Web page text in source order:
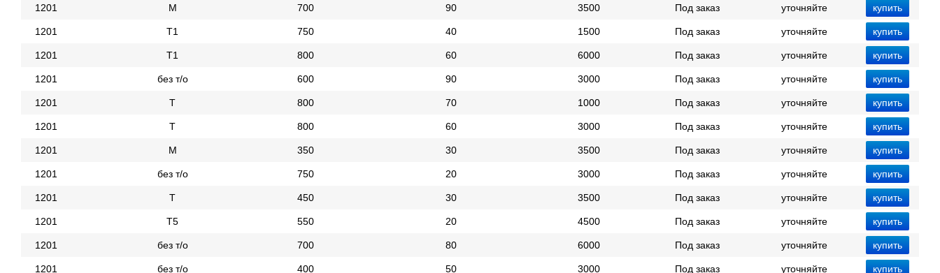
1201 М 700 90 3500 Под заказ уточняйте
1201 Т1 750 40 1500 Под заказ уточняйте
1201 Т1 800 60 6000 Под заказ уточняйте
1201 без т/о 600 90 3000 Под заказ уточняйте
1201 Т 800 70 1000 Под заказ уточняйте
1201 Т 800 60 3000 Под заказ уточняйте
1201 М 350 30 3500 Под заказ уточняйте
1201 без т/о 750 20 3000 Под заказ уточняйте
1201 Т 450 30 3500 Под заказ уточняйте
1201 Т5 550 20 4500 Под заказ уточняйте
1201 без т/о 700 80 6000 Под заказ уточняйте
1201 без т/о 400 50 3000 Под заказ уточняйте